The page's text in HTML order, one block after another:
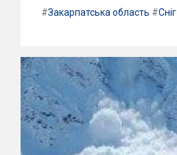
#Закарпатська область #Сніг